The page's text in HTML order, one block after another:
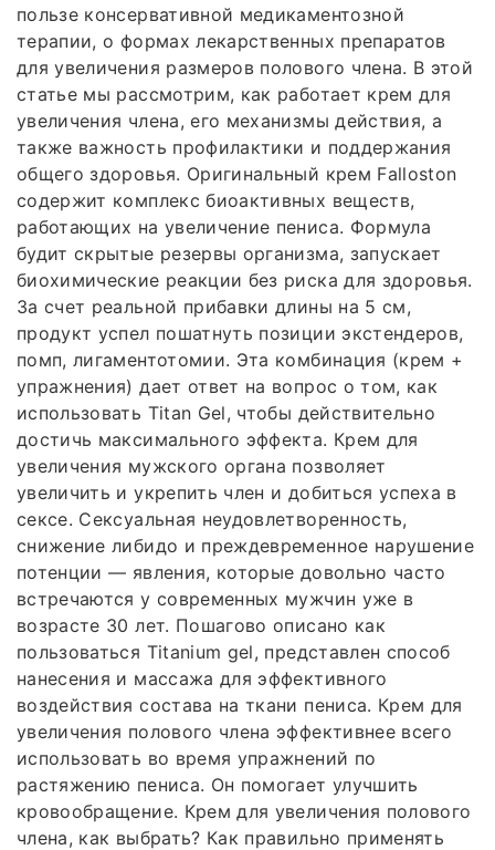
пользе консервативной медикаментозной
терапии, о формах лекарственных препаратов
для увеличения размеров полового члена. В этой
статье мы рассмотрим, как работает крем для
увеличения члена, его механизмы действия, а
также важность профилактики и поддержания
общего здоровья. Оригинальный крем Falloston
содержит комплекс биоактивных веществ,
работающих на увеличение пениса. Формула
будит скрытые резервы организма, запускает
биохимические реакции без риска для здоровья.
За счет реальной прибавки длины на 5 см,
продукт успел пошатнуть позиции экстендеров,
помп, лигаментотомии. Эта комбинация (крем +
упражнения) дает ответ на вопрос о том, как
использовать Titan Gel, чтобы действительно
достичь максимального эффекта. Крем для
увеличения мужского органа позволяет
увеличить и укрепить член и добиться успеха в
сексе. Сексуальная неудовлетворенность,
снижение либидо и преждевременное нарушение
потенции — явления, которые довольно часто
встречаются у современных мужчин уже в
возрасте 30 лет. Пошагово описано как
пользоваться Titanium gel, представлен способ
нанесения и массажа для эффективного
воздействия состава на ткани пениса. Крем для
увеличения полового члена эффективнее всего
использовать во время упражнений по
растяжению пениса. Он помогает улучшить
кровообращение. Крем для увеличения полового
члена, как выбрать? Как правильно применять